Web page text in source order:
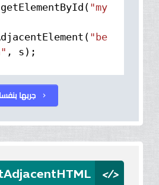
getElementById ( "my
( "be
, s);
جربها chevron_right
</>